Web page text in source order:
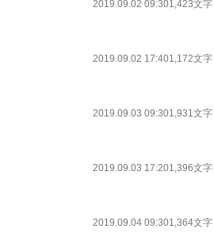
2019.09.02 09:301,423文字
2019.09.02 17:401,172文字
2019.09.03 09:301,931文字
2019.09.03 17:201,396文字
2019.09.04 09:301,364文字